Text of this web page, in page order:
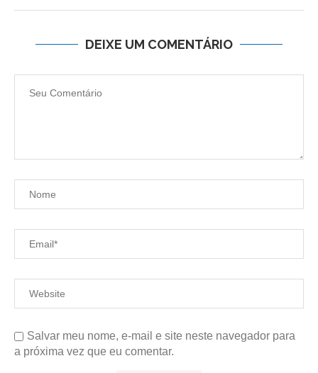
DEIXE UM COMENTÁRIO
Salvar meu nome, e-mail e site neste navegador para
a próxima vez que eu comentar.